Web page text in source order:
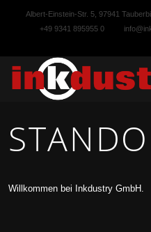
Albert-Einstein-Str. 5, 97941
+49 9341 895955 0
Willkommen bei Inkdustry GmbH.